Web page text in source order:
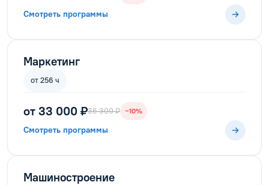
Смотреть программы
Маркетинг
от 256 ч
от 33 000 ₽36 300 ₽ −10%
Смотреть программы
Машиностроение